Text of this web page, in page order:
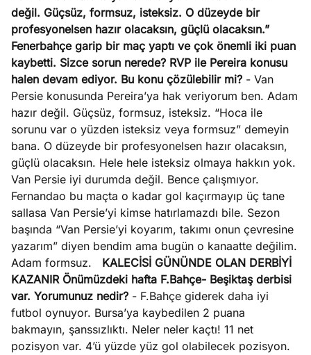
değil. Güçsüz, formsuz, isteksiz. O düzeyde bir
profesyonelsen hazır olacaksın, güçlü olacaksın.”
Fenerbahçe garip bir maç yaptı ve çok önemli iki puan
kaybetti. Sizce sorun nerede? RVP ile Pereira konusu
halen devam ediyor. Bu konu çözülebilir mi? - Van
Persie konusunda Pereira’ya hak veriyorum ben. Adam
hazır değil. Güçsüz, formsuz, isteksiz. “Hoca ile
sorunu var o yüzden isteksiz veya formsuz” demeyin
bana. O düzeyde bir profesyonelsen hazır olacaksın,
güçlü olacaksın. Hele hele isteksiz olmaya hakkın yok.
Van Persie iyi durumda değil. Bence çalışmıyor.
Fernandao bu maçta o kadar gol kaçırmayıp üç tane
sallasa Van Persie’yi kimse hatırlamazdı bile. Sezon
başında “Van Persie’yi koyarım, takımı onun çevresine
yazarım” diyen bendim ama bugün o kanaatte değilim.
Adam formsuz. KALECİSİ GÜNÜNDE OLAN DERBİYİ
KAZANIR Önümüzdeki hafta F.Bahçe- Beşiktaş derbisi
var. Yorumunuz nedir? - F.Bahçe giderek daha iyi
futbol oynuyor. Bursa’ya kaybedilen 2 puana
bakmayın, şanssızlıktı. Neler neler kaçtı! 11 net
pozisyon var. 4’ü yüzde yüz gol olabilecek pozisyon.